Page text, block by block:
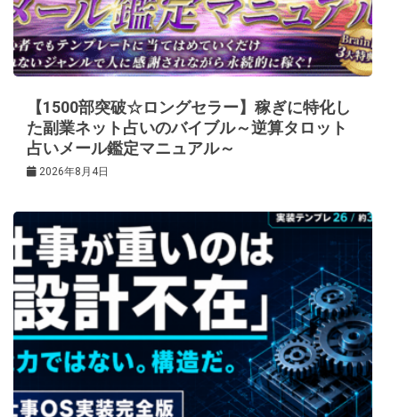
【1500部突破☆ロングセラー】稼ぎに特化し
た副業ネット占いのバイブル～逆算タロット
占いメール鑑定マニュアル～
2026年8月4日